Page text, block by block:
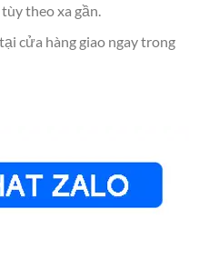
theo xa gần.
cửa hàng giao ngay trong